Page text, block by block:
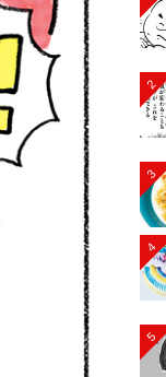
2
3
4
5